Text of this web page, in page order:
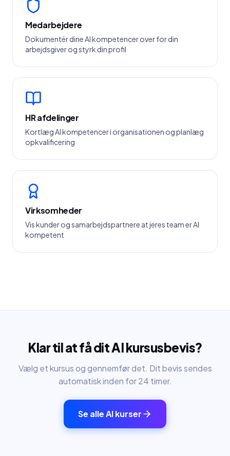
Medarbejdere
Dokumentér dine AI kompetencer over for din
arbejdsgiver og styrk din profil
HR afdelinger
Kortlæg AI kompetencer i organisationen og planlæg
opkvalificering
Virksomheder
Vis kunder og samarbejdspartnere at jeres team er AI
kompetent
Klar til at få dit AI kursusbevis?
Vælg et kursus og gennemfør det. Dit bevis sendes
automatisk inden for 24 timer.
Se alle AI kurser